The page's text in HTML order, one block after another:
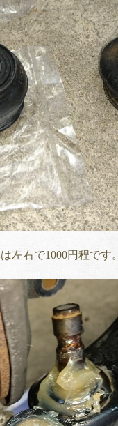
左右で1000円程です。